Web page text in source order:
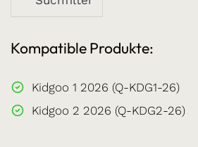
Kompatible Produkte:
Kidgoo 1 2026 (Q-KDG1-26)
Kidgoo 2 2026 (Q-KDG2-26)